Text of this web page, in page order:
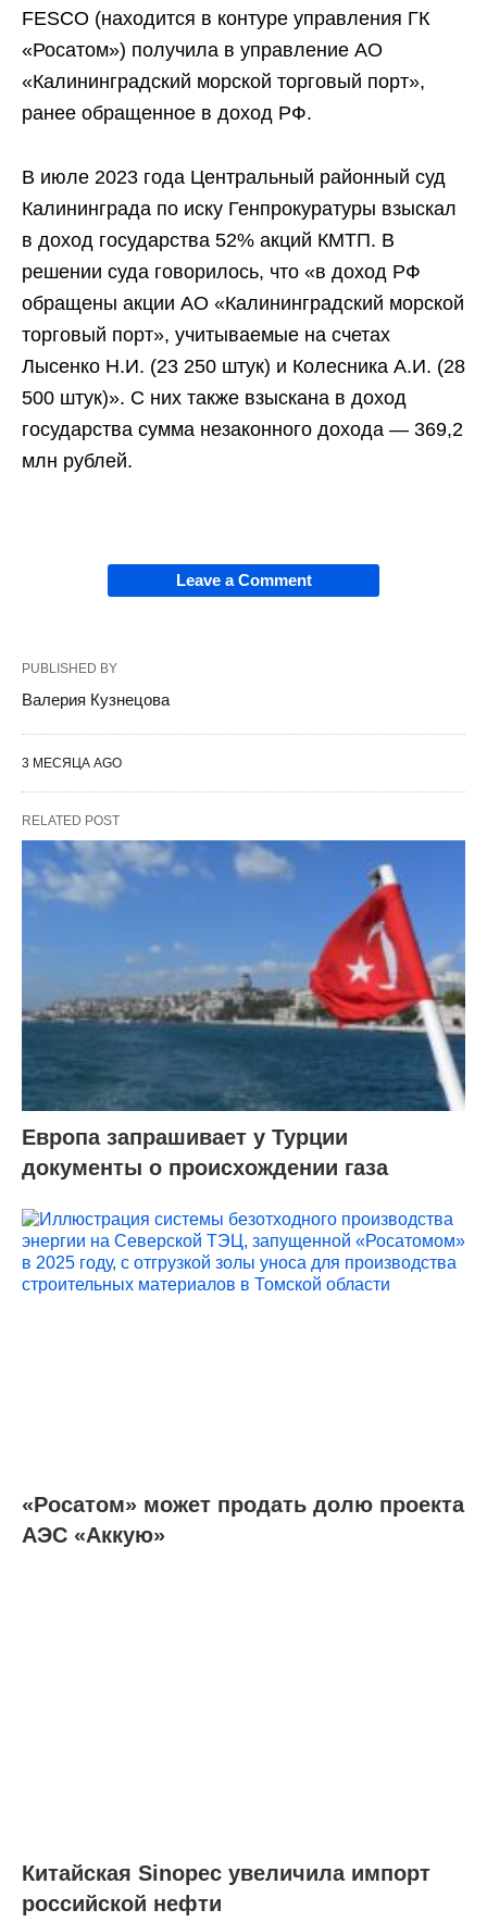
FESCO (находится в контуре управления ГК
«Росатом») получила в управление АО
«Калининградский морской торговый порт»,
ранее обращенное в доход РФ.
В июле 2023 года Центральный районный суд
Калининграда по иску Генпрокуратуры взыскал
в доход государства 52% акций КМТП. В
решении суда говорилось, что «в доход РФ
обращены акции АО «Калининградский морской
торговый порт», учитываемые на счетах
Лысенко Н.И. (23 250 штук) и Колесника А.И. (28
500 штук)». С них также взыскана в доход
государства сумма незаконного дохода — 369,2
млн рублей.
Leave a Comment
PUBLISHED BY
Валерия Кузнецова
3 МЕСЯЦА AGO
RELATED POST
Европа запрашивает у Турции
документы о происхождении газа
«Росатом» может продать долю проекта
АЭС «Аккую»
Китайская Sinopec увеличила импорт
российской нефти